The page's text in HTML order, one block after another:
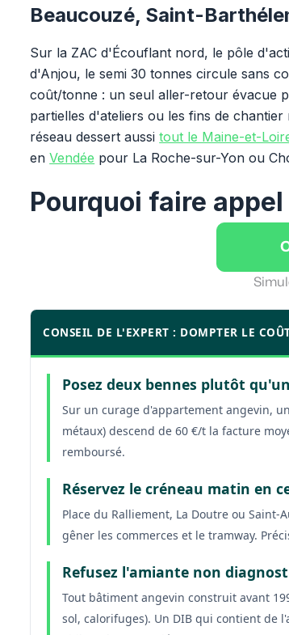
Beaucouzé, Saint-
Sur la ZAC d'Écouflant nord, le pôle
d'Anjou, le semi 30 tonnes circule sans
coût/tonne : un seul aller-retour évacue
partielles d'ateliers ou les fins de
réseau dessert aussitout le Maine-et-
enVendée pour La Roche-sur-Yon ou
Pourquoi faire appel
CONSEIL DE L'EXPERT : DOMPTER LE
Posez deux bennes plutôt
Sur un curage d'appartement angevin,
métaux) descend de 60 €/t la facture
remboursé.
Réservez le créneau matin en
Place du Ralliement, La Doutre ou
gêner les commerces et le tramway.
Refusez l'amiante non
Tout bâtiment angevin construit avant
sol, calorifuges). Un DIB qui contient de